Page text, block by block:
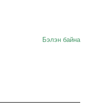
Бэлэн байна